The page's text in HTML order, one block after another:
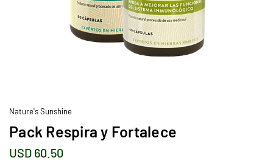
Nature's Sunshine
Pack Respira y Fortalece
Precio
USD 60.50